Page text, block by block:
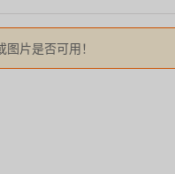
片是否可用！